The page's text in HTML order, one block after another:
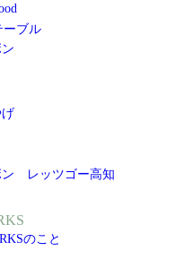
ーブル
げ
ン レッツゴー高知
のこと